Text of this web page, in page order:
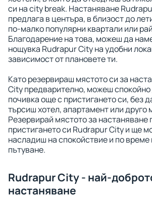
си на city break. Настаняване
предлага в центъра, в близост до
по-малко популярни квартали или
Благодарение на това, можеш да
нощувка Rudrapur City на удобни
зависимост от плановете ти.
Като резервираш мястото си за
City предварително, можеш
почивка още с пристигането си, без
търсиш хотел, апартамент или друго
Резервирай мястото за настаняване
пристигането си Rudrapur City и ще
насладиш на спокойствие и по време
пътуване.
Rudrapur City - най-
настаняване